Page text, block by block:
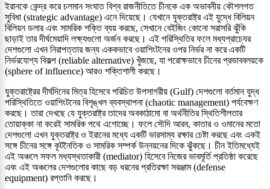
ইরানকে কেন্দ্র করে চলমান সংঘাত বিশ্ব রাজনীতিতে চীনকে এক অভাবনীয় কৌশলগত
সুবিধা (strategic advantage) এনে দিয়েছে। যেখানে যুক্তরাষ্ট্র এই যুদ্ধে বিলিয়ন
বিলিয়ন ডলার এবং সামরিক শক্তি ব্যয় করছে, সেখানে বেইজিং কোনো সরাসরি ঝুঁকি
ছাড়াই তার দীর্ঘমেয়াদি লক্ষ্যগুলো অর্জন করছে। এই পরিস্থিতির ফলে মধ্যপ্রাচ্যের
দেশগুলো এখন নিরাপত্তার জন্য এককভাবে ওয়াশিংটনের ওপর নির্ভর না করে একটি
নির্ভরযোগ্য বিকল্প (reliable alternative) খুঁজছে, যা পরোক্ষভাবে চীনের প্রভাববলয়কে
(sphere of influence) আরও শক্তিশালী করছে।
যুক্তরাষ্ট্রের দীর্ঘদিনের মিত্র হিসেবে পরিচিত উপসাগরীয় (Gulf) দেশগুলো বর্তমান যুদ্ধ
পরিস্থিতিতে ওয়াশিংটনের বিশৃঙ্খল ব্যবস্থাপনা (chaotic management) পর্যবেক্ষণ
করছে। তারা দেখছে যে যুক্তরাষ্ট্র তাদের অবকাঠামো বা অর্থনীতির স্থিতিশীলতার
তোয়াক্কা না করেই সামরিক পথে এগোচ্ছে। ফলে সৌদি আরব, কাতার ও ওমানের মতো
দেশগুলো এখন যুক্তরাষ্ট্র ও ইরানের মধ্যে একটি ভারসাম্য রক্ষার চেষ্টা করছে এবং একই
সঙ্গে চীনের সঙ্গে কূটনৈতিক ও সামরিক সম্পর্ক উন্নয়নের দিকে ঝুঁকছে। চীন ইতিমধ্যেই
এই অঞ্চলে সফল মধ্যস্থতাকারী (mediator) হিসেবে নিজের ভাবমূর্তি প্রতিষ্ঠা করেছে
এবং এই অঞ্চলের দেশগুলোর কাছে বড় ধরনের প্রতিরক্ষা সরঞ্জাম (defense
equipment) রপ্তানি করছে।